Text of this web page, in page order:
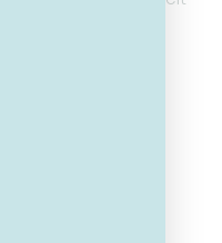
(kandidaat-)